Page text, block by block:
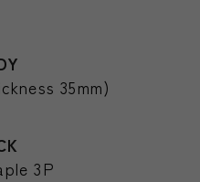
35mm)
3P